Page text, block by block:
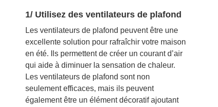
1/ Utilisez des ventilateurs de plafond
Les ventilateurs de plafond peuvent être une
excellente solution pour rafraîchir votre maison
en été. Ils permettent de créer un courant d’air
qui aide à diminuer la sensation de chaleur.
Les ventilateurs de plafond sont non
seulement efficaces, mais ils peuvent
également être un élément décoratif ajoutant